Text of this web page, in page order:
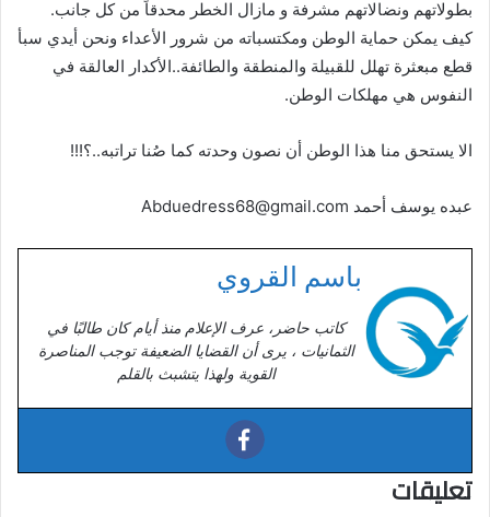
بطولاتهم ونضالاتهم مشرفة و مازال الخطر محدقاً من كل جانب.
كيف يمكن حماية الوطن ومكتسباته من شرور الأعداء ونحن أيدي سبأ
قطع مبعثرة تهلل للقبيلة والمنطقة والطائفة..الأكدار العالقة في
النفوس هي مهلكات الوطن.
الا يستحق منا هذا الوطن أن نصون وحدته كما صُنا تراتبه..؟!!!
عبده يوسف أحمد Abduedress68@gmail.com
باسم القروي
كاتب حاضر، عرف الإعلام منذ أيام كان طالبًا في
الثمانيات ، يرى أن القضايا الضعيفة توجب المناصرة
القوية ولهذا يتشبث بالقلم
تعليقات